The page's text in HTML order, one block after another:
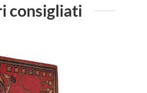
consigliati